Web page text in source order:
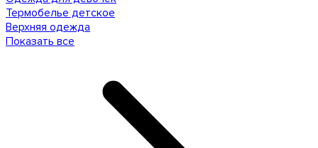
Термобелье детское
Верхняя одежда
Показать все